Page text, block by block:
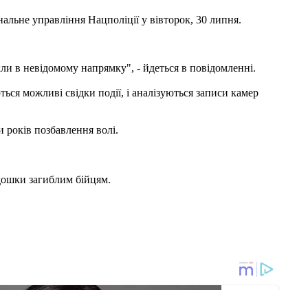
управління Нацполіції у вівторок, 30 липня.
в невідомому напрямку", - йдеться в повідомленні.
можливі свідки події, і аналізуються записи камер
позбавлення волі.
загиблим бійцям.